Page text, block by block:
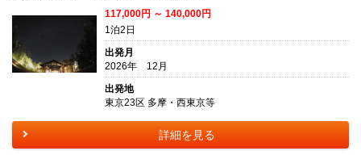
117,000円 ～ 140,000円
1泊2日
出発月
2026年 12月
出発地
東京23区 多摩・西東京等
詳細を見る